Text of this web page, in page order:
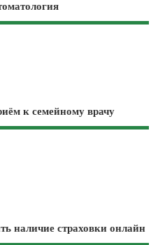
к семейному врачу
наличие страховки онлайн